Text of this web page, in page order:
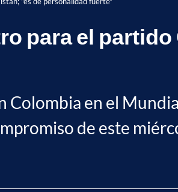
para el
Colombia en el
de este